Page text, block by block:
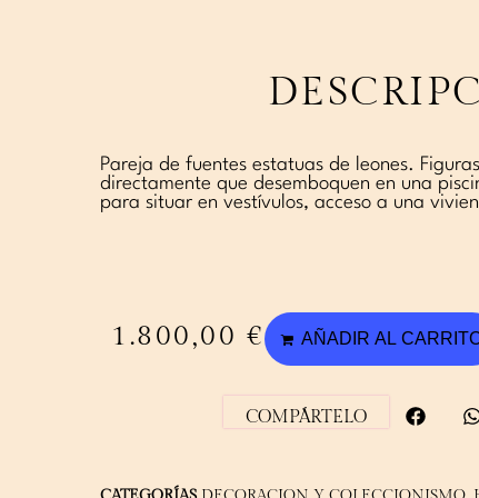
Pareja de fuentes estatuas de leones.
directamente que desemboquen en una
para situar en vestívulos, acceso a una
1.800,00 € AÑADIR AL
COMPÁRTELO